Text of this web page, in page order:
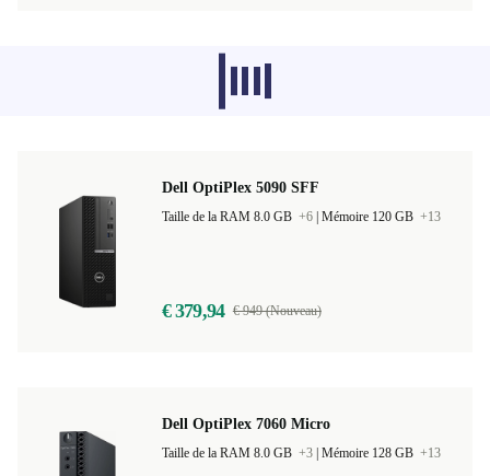
Les produits recommandés dans d'autres
catégories ne se chargent pas pour le
Dell OptiPlex 5090 SFF
Dell OptiPlex 7060 Micro